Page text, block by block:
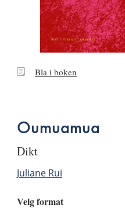
BlaBla i boken
Oumuamua
dikt
Juliane Rui
Velg format